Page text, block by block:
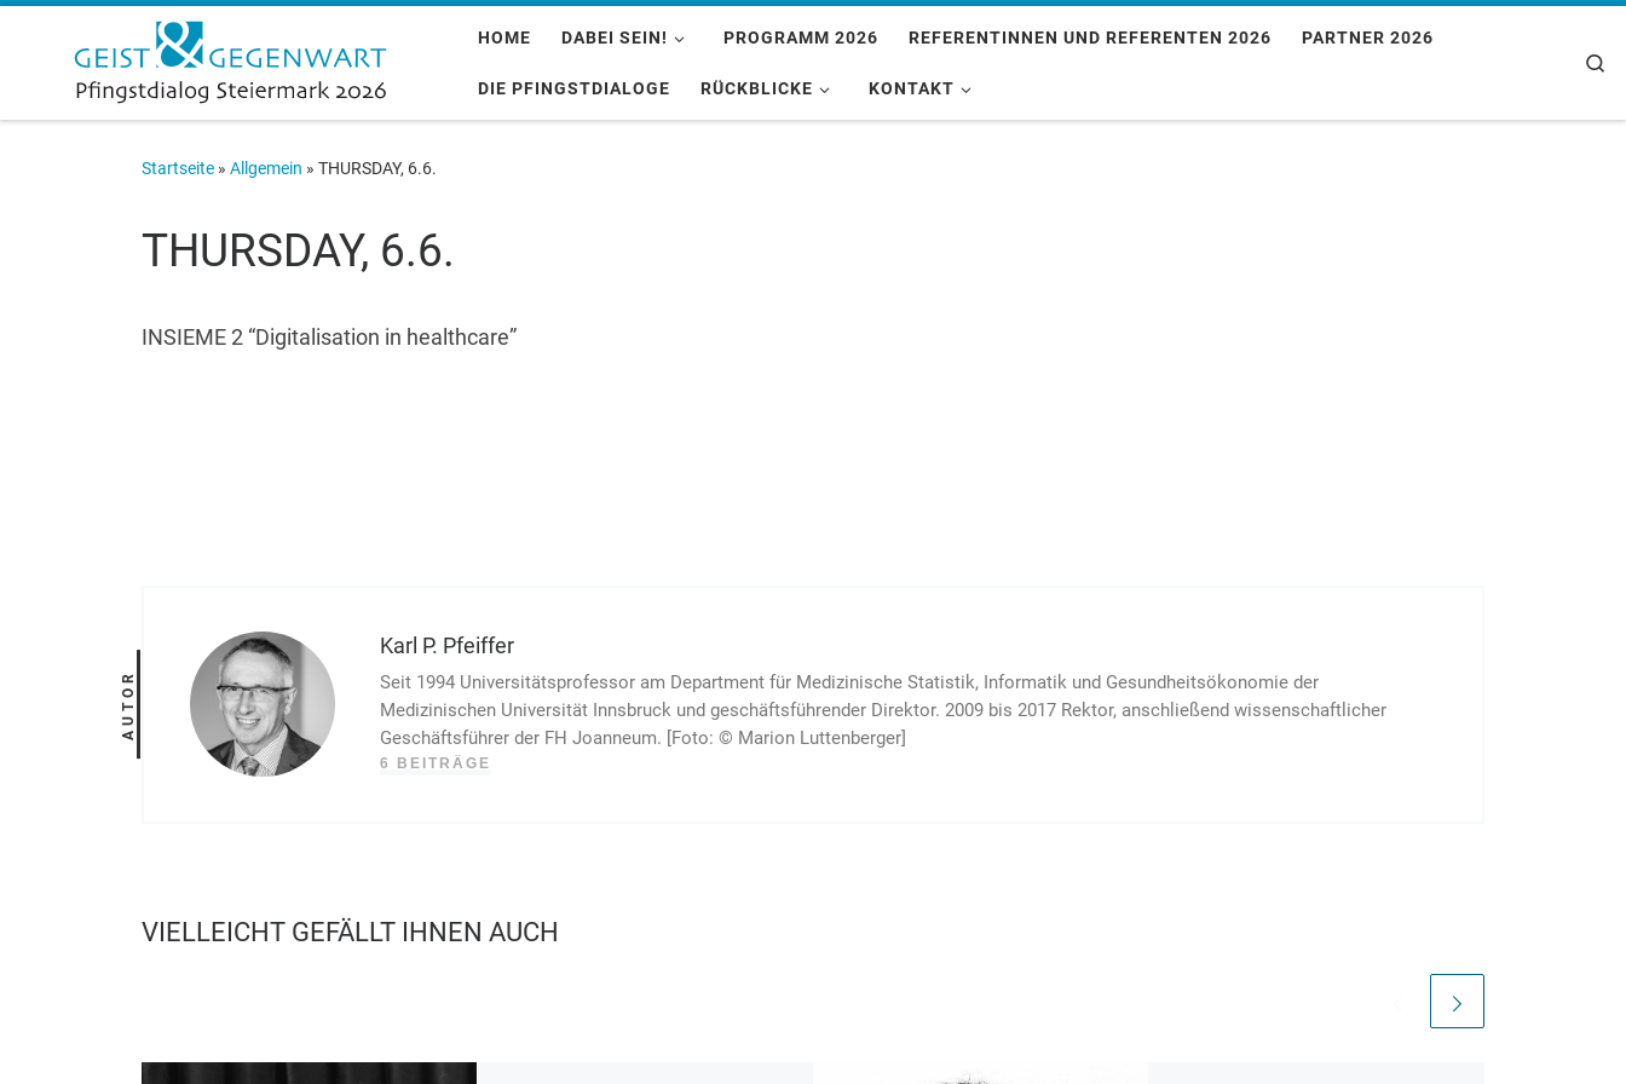
Zum Inhalt springen HOME DABEI SEIN! PROGRAMM 2026 REFERENTINNEN UND REFERENTEN 2026 PARTNER 2026
DIE PFINGSTDIALOGE RÜCKBLICKE KONTAKT
Startseite » Allgemein » THURSDAY, 6.6.
THURSDAY, 6.6.
INSIEME 2 “Digitalisation in healthcare”
AUTOR
Karl P. Pfeiffer
Seit 1994 Universitätsprofessor am Department für Medi­zinische Statistik, Informatik und Gesund­heits­öko­no­mie der
Medizinischen Universität Innsbruck und geschäfts­füh­render Direktor. 2009 bis 2017 Rektor, anschließend wissen­schaftlicher
Geschäftsführer der FH Joanneum. [Foto: © Marion Luttenberger]
6 BEITRÄGE
VIELLEICHT GEFÄLLT IHNEN AUCH